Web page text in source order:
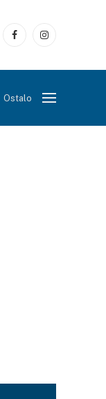
FacebookInstagram
Ostalo